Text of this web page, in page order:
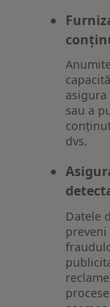
sau a
dvs.
Datele